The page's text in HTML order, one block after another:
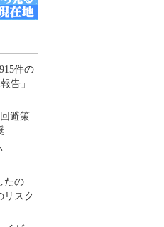
件の
告」
避策
たの
スク